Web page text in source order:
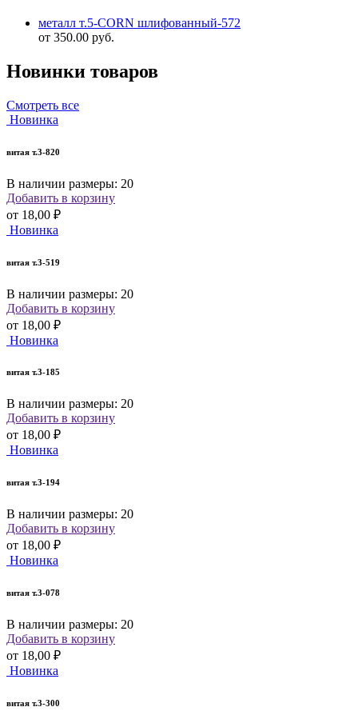
металл т.5-CORN шлифованный-572
от 350.00 руб.
Новинки товаров
Смотреть все
Новинка
витая т.3-820
В наличии размеры: 20
Добавить в корзину
от 18,00 ₽
Новинка
витая т.3-519
В наличии размеры: 20
Добавить в корзину
от 18,00 ₽
Новинка
витая т.3-185
В наличии размеры: 20
Добавить в корзину
от 18,00 ₽
Новинка
витая т.3-194
В наличии размеры: 20
Добавить в корзину
от 18,00 ₽
Новинка
витая т.3-078
В наличии размеры: 20
Добавить в корзину
от 18,00 ₽
Новинка
витая т.3-300